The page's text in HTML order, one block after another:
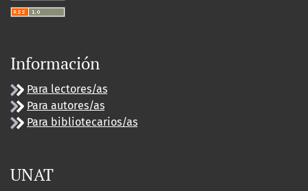
Información
Para lectores/as
Para autores/as
Para bibliotecarios/as
UNAT